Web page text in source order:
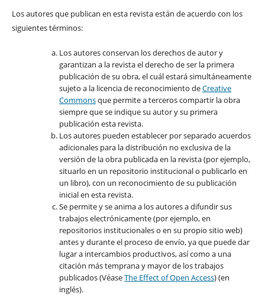
Los autores que publican en esta revista están de acuerdo con los
siguientes términos:
Los autores conservan los derechos de autor y
garantizan a la revista el derecho de ser la primera
publicación de su obra, el cuál estará simultáneamente
sujeto a la licencia de reconocimiento deCreative
Commonsque permite a terceros compartir la obra
siempre que se indique su autor y su primera
publicación esta revista.
Los autores pueden establecer por separado acuerdos
adicionales para la distribución no exclusiva de la
versión de la obra publicada en la revista (por ejemplo,
situarlo en un repositorio institucional o publicarlo en
un libro), con un reconocimiento de su publicación
inicial en esta revista.
Se permite y se anima a los autores a difundir sus
trabajos electrónicamente (por ejemplo, en
repositorios institucionales o en su propio sitio web)
antes y durante el proceso de envío, ya que puede dar
lugar a intercambios productivos, así como a una
citación más temprana y mayor de los trabajos
publicados (VéaseThe Effect of Open Access) (en
inglés).